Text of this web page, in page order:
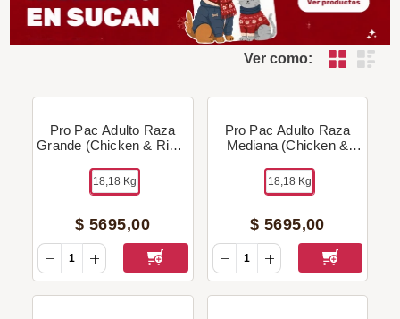
Ver como:
Pro Pac Adulto Raza
Grande (Chicken & Rice)
18,18 Kg
$ 5695,00
Pro Pac Adulto Raza
Mediana (Chicken &
18,18 Kg
$ 5695,00